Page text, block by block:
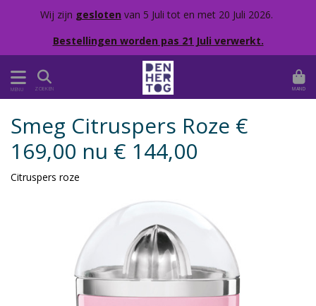
Wij zijn gesloten van 5 Juli tot en met 20 Juli 2026.
Bestellingen worden pas 21 Juli verwerkt.
MENU ZOEKEN MAND
Smeg Citruspers Roze €
169,00 nu € 144,00
Citruspers roze